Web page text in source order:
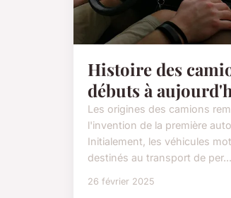
Histoire des
débuts à
Les origines des camions
l'invention de la première
Initialement, les véhicules
destinés au transport de per...
26 février 2025